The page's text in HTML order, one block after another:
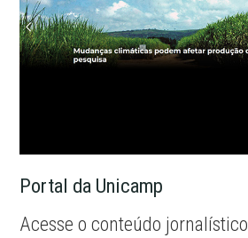
Portal da Unicamp
Acesse o conteúdo jornalístico